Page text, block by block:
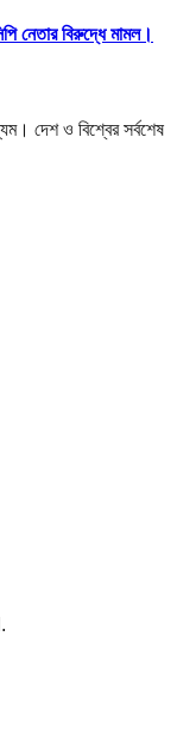
নেতার বিরুদ্ধে মামল।
দেশ ও বিশ্বের সর্বশেষ